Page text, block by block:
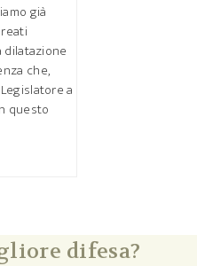
già
che,
a
questo
difesa?